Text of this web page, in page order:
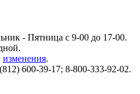
- Пятница с 9-00 до 17-00.
изменения.
600-39-17; 8-800-333-92-02.